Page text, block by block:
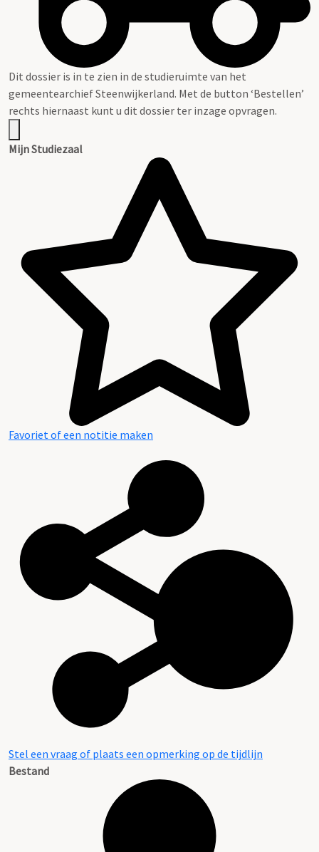
Dit dossier is in te zien in de studieruimte van het
gemeentearchief Steenwijkerland. Met de button ‘Bestellen’
rechts hiernaast kunt u dit dossier ter inzage opvragen.
Mijn Studiezaal
Favoriet of een notitie maken
Stel een vraag of plaats een opmerking op de tijdlijn
Bestand